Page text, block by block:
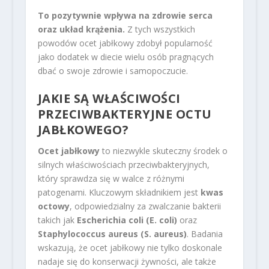
To pozytywnie wpływa na zdrowie serca
oraz układ krążenia. Z tych wszystkich
powodów ocet jabłkowy zdobył popularność
jako dodatek w diecie wielu osób pragnących
dbać o swoje zdrowie i samopoczucie.
JAKIE SĄ WŁAŚCIWOŚCI
PRZECIWBAKTERYJNE OCTU
JABŁKOWEGO?
Ocet jabłkowyto niezwykle skuteczny środek o
silnych właściwościach przeciwbakteryjnych,
który sprawdza się w walce z różnymi
patogenami. Kluczowym składnikiem jest kwas
octowy, odpowiedzialny za zwalczanie bakterii
takich jak Escherichia coli (E. coli) oraz
Staphylococcus aureus (S. aureus). Badania
wskazują, że ocet jabłkowy nie tylko doskonale
nadaje się do konserwacji żywności, ale także